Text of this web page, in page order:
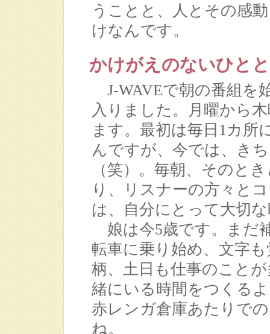
うことと、人とその感
けなんです。
かけがえのないひと
J-WAVEで朝の番組を
入りました。月曜から
ます。最初は毎日1カ所
んですが、今では、き
（笑）。毎朝、そのと
り、リスナーの方々と
は、自分にとって大切
娘は今5歳です。まだ
転車に乗り始め、文字
柄、土日も仕事のこと
緒にいる時間をつくる
赤レンガ倉庫あたりで
ね。